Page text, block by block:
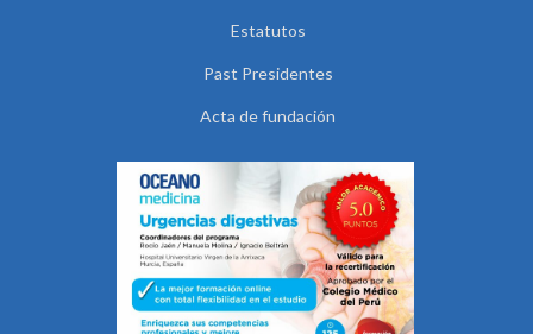
Estatutos
Past Presidentes
Acta de fundación